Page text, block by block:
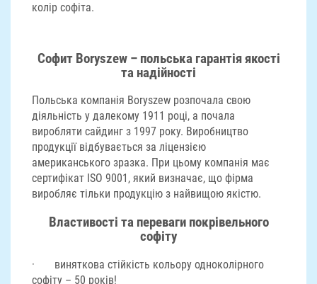
колір софіта.
Софит Boryszew – польська гарантія якості
та надійності
Польська компанія Boryszew розпочала свою
діяльність у далекому 1911 році, а почала
виробляти сайдинг з 1997 року. Виробництво
продукції відбувається за ліцензією
американського зразка. При цьому компанія має
сертифікат ISO 9001, який визначає, що фірма
виробляє тільки продукцію з найвищою якістю.
Властивості та переваги покрівельного
софіту
· виняткова стійкість кольору одноколірного
софіту – 50 років!